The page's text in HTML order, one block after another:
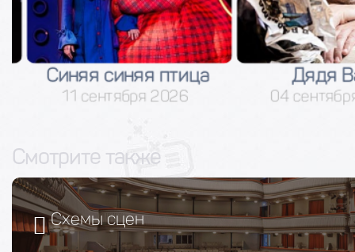
Синяя синяя птица
11 сентября 2026
Дядя
04
Смотрите также
Схемы сцен